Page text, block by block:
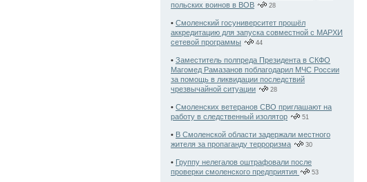
польских воинов в ВОВ
28
• Смоленский госуниверситет прошёл
аккредитацию для запуска совместной с МАРХИ
сетевой программы
44
• Заместитель полпреда Президента в СКФО
Магомед Рамазанов поблагодарил МЧС России
за помощь в ликвидации последствий
чрезвычайной ситуации
28
• Смоленских ветеранов СВО приглашают на
работу в следственный изолятор
51
• В Смоленской области задержали местного
жителя за пропаганду терроризма
30
• Группу нелегалов оштрафовали после
проверки смоленского предприятия
53